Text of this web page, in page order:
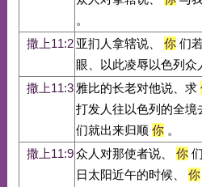
。
撒上11:2 亚扪人拿辖说、 你们
眼、以此凌辱以色列众
撒上11:3 雅比的长老对他说、求
打发人往以色列的全
们就出来归顺 你。
撒上11:9众人对那使者说、 你
日太阳近午的时候、
你